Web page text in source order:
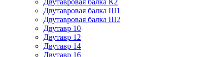
Двутавровая балка К2
Двутавровая балка Ш1
Двутавровая балка Ш2
Двутавр 10
Двутавр 12
Двутавр 14
Двутавр 16